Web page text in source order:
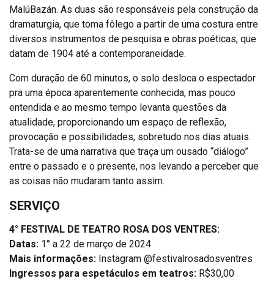
MalúBazán. As duas são responsáveis pela construção da
dramaturgia, que toma fôlego a partir de uma costura entre
diversos instrumentos de pesquisa e obras poéticas, que
datam de 1904 até a contemporaneidade.
Com duração de 60 minutos, o solo desloca o espectador
pra uma época aparentemente conhecida, mas pouco
entendida e ao mesmo tempo levanta questões da
atualidade, proporcionando um espaço de reflexão,
provocação e possibilidades, sobretudo nos dias atuais.
Trata-se de uma narrativa que traça um ousado “diálogo”
entre o passado e o presente, nos levando a perceber que
as coisas não mudaram tanto assim.
SERVIÇO
4° FESTIVAL DE TEATRO ROSA DOS VENTRES:
Datas: 1° a 22 de março de 2024
Mais informações: Instagram @festivalrosadosventres
Ingressos para espetáculos em teatros: R$30,00